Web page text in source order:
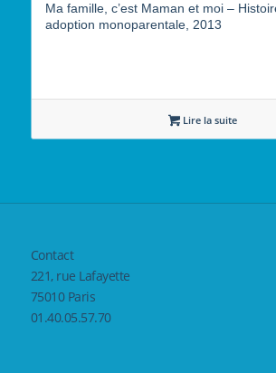
Ma famille, c’est Maman et moi –
adoption monoparentale, 2013
Lire la suite
Contact
221, rue Lafayette
75010 Paris
01.40.05.57.70